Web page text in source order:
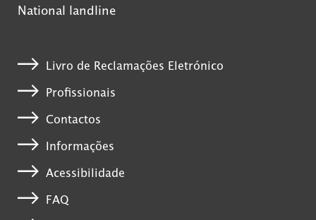
National landline
Livro de Reclamações Eletrónico
Profissionais
Contactos
Informações
Acessibilidade
FAQ